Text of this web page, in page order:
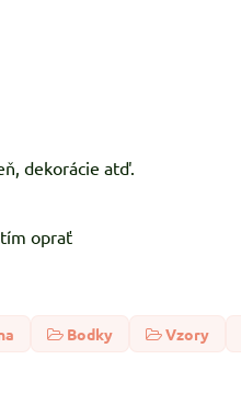
postelná
oprať
Bodky Vzory